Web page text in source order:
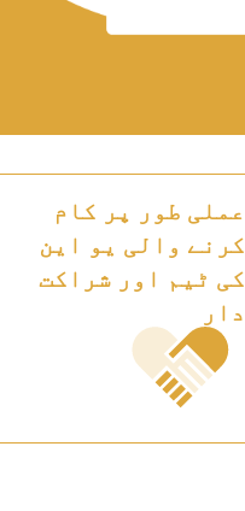
عملی طور پر کام
کرنے والی یو این
کی ٹیم اور شراکت
دار